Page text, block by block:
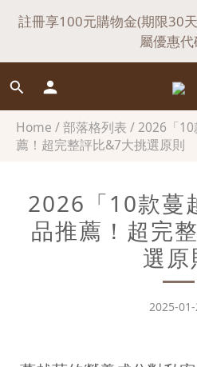
父親節快閃驚喜，滿
11
:
14
2
:
5
4
3
0
5
4
3
0
分
:
1
2
1
0
2
1
0
註冊享100元購物金(期限30
屬優惠
會員首購，不限金額享【免
父親節快閃驚喜，滿
7
6
4
3
2
1
7
6
2
1
7
6
2
1
9
5
4
1
0
9
6
5
2
1
0
9
6
5
2
1
0
Home /部落格列表 /2026「
薦！超完整評比&7大挑選原則
2026「10款蔓
品推薦！超完
選原
2025-